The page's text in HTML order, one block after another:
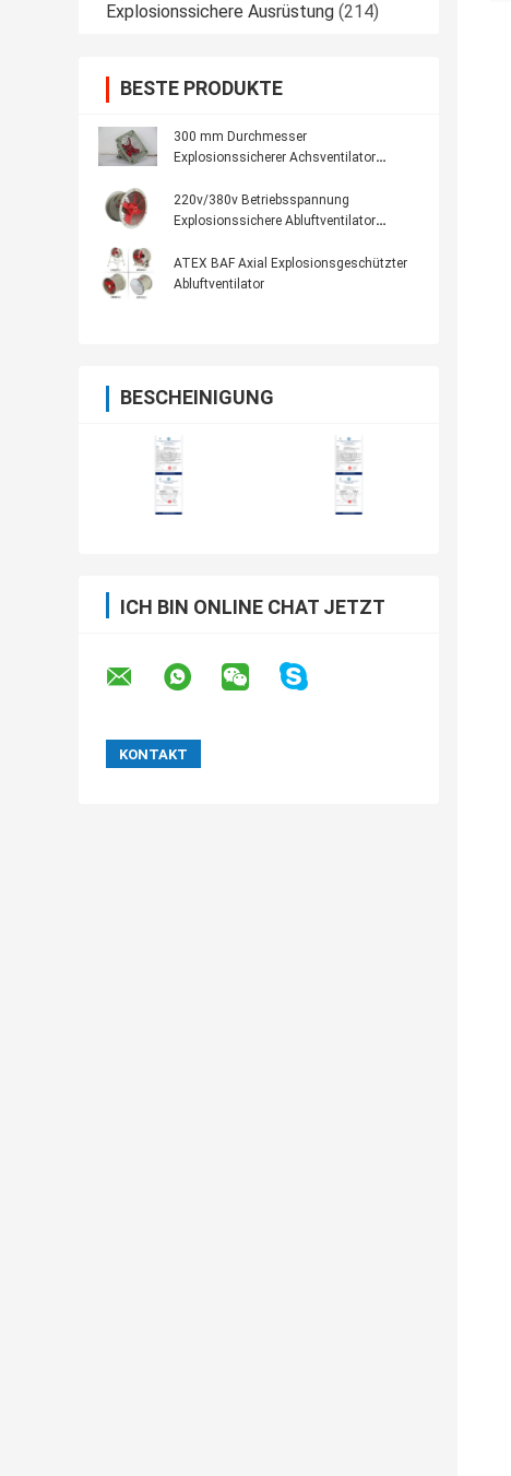
Explosionssichere Ausrüstung (214)
BESTE PRODUKTE
300 mm Durchmesser
Explosionssicherer Achsventilator
220v/380v Betriebsspannung
Explosionssichere Abluftventilator
ATEX BAF Axial Explosionsgeschützter
Abluftventilator
BESCHEINIGUNG
ICH BIN ONLINE CHAT JETZT